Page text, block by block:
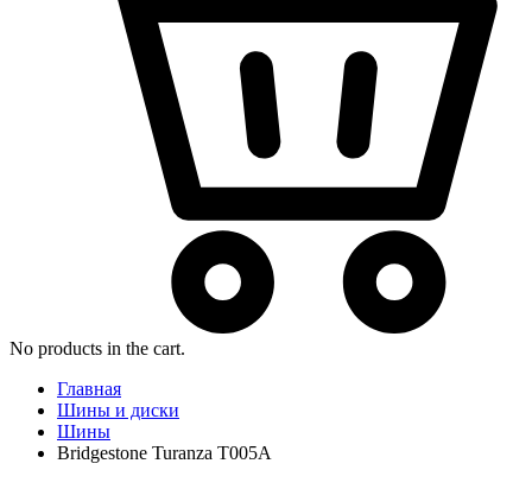
No products in the cart.
Главная
Шины и диски
Шины
Bridgestone Turanza T005A